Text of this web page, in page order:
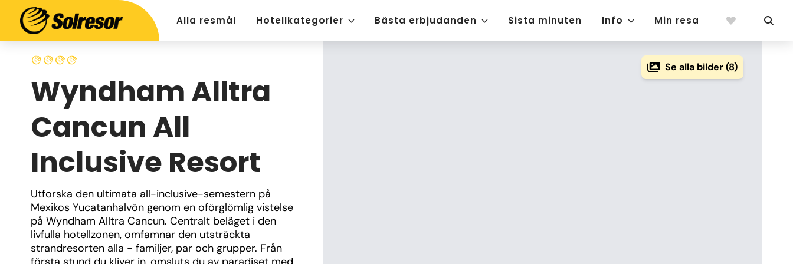
Alla resmål Hotellkategorier Bästa erbjudanden Sista minuten Info Min resa
Wyndham Alltra
Cancun All
Inclusive Resort
Utforska den ultimata all-inclusive-semestern på
Mexikos Yucatanhalvön genom en oförglömlig vistelse
på Wyndham Alltra Cancun. Centralt beläget i den
livfulla hotellzonen, omfamnar den utsträckta
strandresorten alla - familjer, par och grupper. Från
Se alla bilder (8)